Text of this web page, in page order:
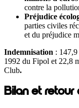
contre la
Préjudice
parties civiles
et du préjudice
Indemnisation :
1992 du Fipol et 22,8
Club.
Bilan et retour